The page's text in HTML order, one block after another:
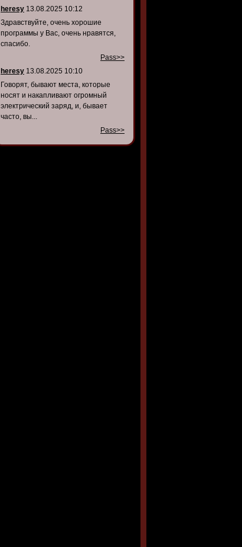
heresy 13.08.2025 10:12
Здравствуйте, очень хорошие
программы у Вас, очень нравятся,
спасибо.
Pass>>
heresy 13.08.2025 10:10
Говорят, бывают места, которые
носят и накапливают огромный
электрический заряд, и, бывает
часто, вы...
Pass>>